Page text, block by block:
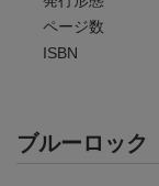
ページ数
ISBN
ブルーロック